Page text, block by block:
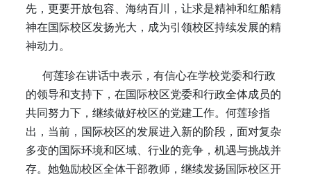
先，更要开放包容、海纳百川，让求是精神和红船精
神在国际校区发扬光大，成为引领校区持续发展的精
神动力。
何莲珍在讲话中表示，有信心在学校党委和行政
的领导和支持下，在国际校区党委和行政全体成员的
共同努力下，继续做好校区的党建工作。何莲珍指
出，当前，国际校区的发展进入新的阶段，面对复杂
多变的国际环境和区域、行业的竞争，机遇与挑战并
存。她勉励校区全体干部教师，继续发扬国际校区开